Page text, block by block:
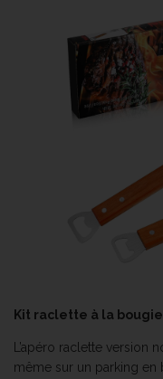
Kit raclette à la bougie
L’apéro raclette version
même sur un parking en